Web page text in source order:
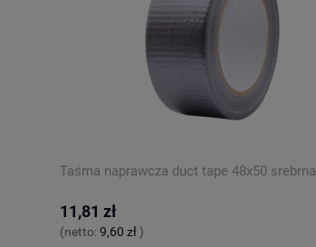
Taśma naprawcza duct tape 48x50 srebrna
11,81 zł
(netto:9,60 zł)